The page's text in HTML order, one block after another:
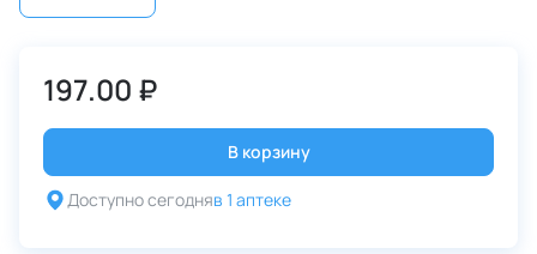
197.00 ₽
В корзину
Доступно сегодняв 1 аптеке